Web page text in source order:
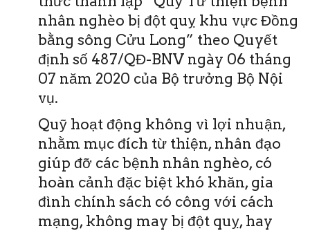
nhân nghèo bị đột quỵ khu vực Đồng
bằng sông Cửu Long” theo Quyết
định số 487/QĐ-BNV ngày 06 tháng
07 năm 2020 của Bộ trưởng Bộ Nội
vụ.
Quỹ hoạt động không vì lợi nhuận,
nhằm mục đích từ thiện, nhân đạo
giúp đỡ các bệnh nhân nghèo, có
hoàn cảnh đặc biệt khó khăn, gia
đình chính sách có công với cách
mạng, không may bị đột quỵ, hay